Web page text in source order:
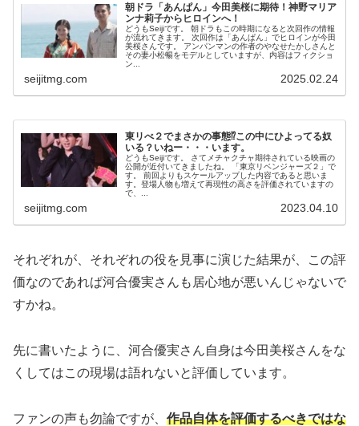
朝ドラ「あんぱん」今田美桜に期待！神野マリア
ンナ莉子からヒロインへ！
どうもSeijiです。 朝ドラもこの時期になると次回作の情報
が流れてきます。 次回作は「あんぱん」でヒロインが今田
美桜さんです。 アンパンマンの作者のやなせたかしさんと
その妻小松暢をモデルとしていますが、内容はフィクショ
ン...
seijitmg.com 2025.02.24
東リべ２でまさかの事態⁉この中にひよってる奴
いる？いねー・・・います。
どうもSeijiです。 さてメチャクチャ期待されている映画の
公開が近付いてきましたね。 「東京リベンジャーズ２」で
す。 前回よりもスケールアップした内容であると思いま
す。登場人物も増えて再現性の高さを評価されていますの
で、...
seijitmg.com 2023.04.10
それぞれが、それぞれの役を見事に演じた結果が、この評
価なのであれば河合優実さんも居心地が悪いんじゃないで
すかね。
先に書いたように、河合優実さん自身は今田美桜さんをな
くしてはこの現場は語れないと評価しています。
ファンの声も勿論ですが、 作品自体を評価するべきではな